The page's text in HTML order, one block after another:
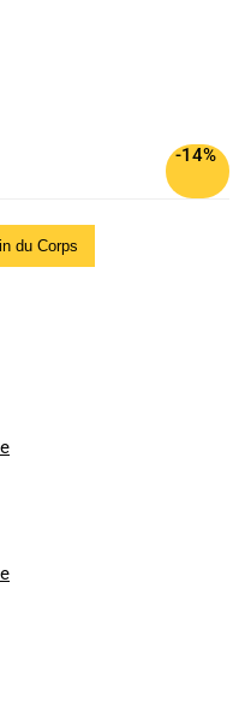
-14%
du Corps